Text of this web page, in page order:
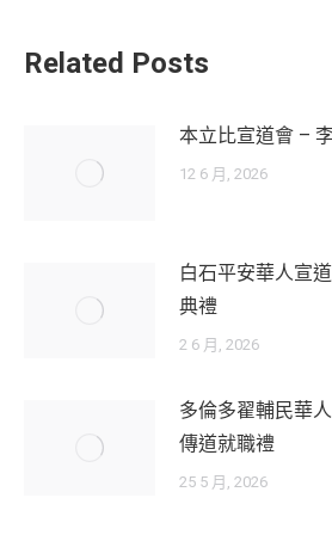
Related Posts
本立比宣道會 –
12 6 月, 2026
白石平安華人宣
典禮
2 6 月, 2026
多倫多翟輔民
傳道就職禮
25 5 月, 2026